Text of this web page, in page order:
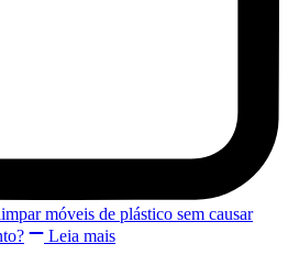
móveis de plástico sem causar
Leia mais